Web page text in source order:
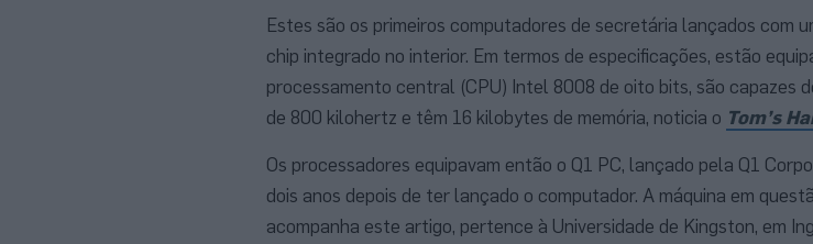
Estes são os primeiros computadores de secretária lançados com
chip integrado no interior. Em termos de especificações, estão
processamento central (CPU) Intel 8008 de oito bits, são capazes
de 800 kilohertz e têm 16 kilobytes de memória, noticia o Tom’s
Os processadores equipavam então o Q1 PC, lançado pela Q1
dois anos depois de ter lançado o computador. A máquina em
acompanha este artigo, pertence à Universidade de Kingston, em